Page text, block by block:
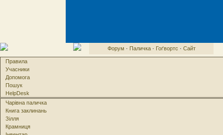
Форум · Паличка· Гоґвортс · Сайт
Правила
Учасники
Допомога
Пошук
HelpDesk
Чарівна паличка
Книга заклинань
Зілля
Крамниця